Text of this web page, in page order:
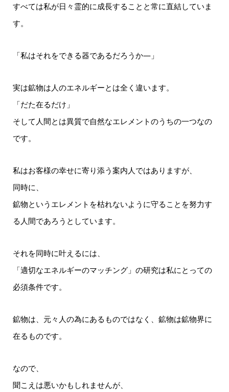
すべては私が日々霊的に成長することと常に直結していま
す。
「私はそれをできる器であるだろうか―」
実は鉱物は人のエネルギーとは全く違います。
「だた在るだけ」
そして人間とは異質で自然なエレメントのうちの一つなの
です。
私はお客様の幸せに寄り添う案内人ではありますが、
同時に、
鉱物というエレメントを枯れないように守ることを努力す
る人間であろうとしています。
それを同時に叶えるには、
「適切なエネルギーのマッチング」の研究は私にとっての
必須条件です。
鉱物は、元々人の為にあるものではなく、鉱物は鉱物界に
在るものです。
なので、
聞こえは悪いかもしれませんが、